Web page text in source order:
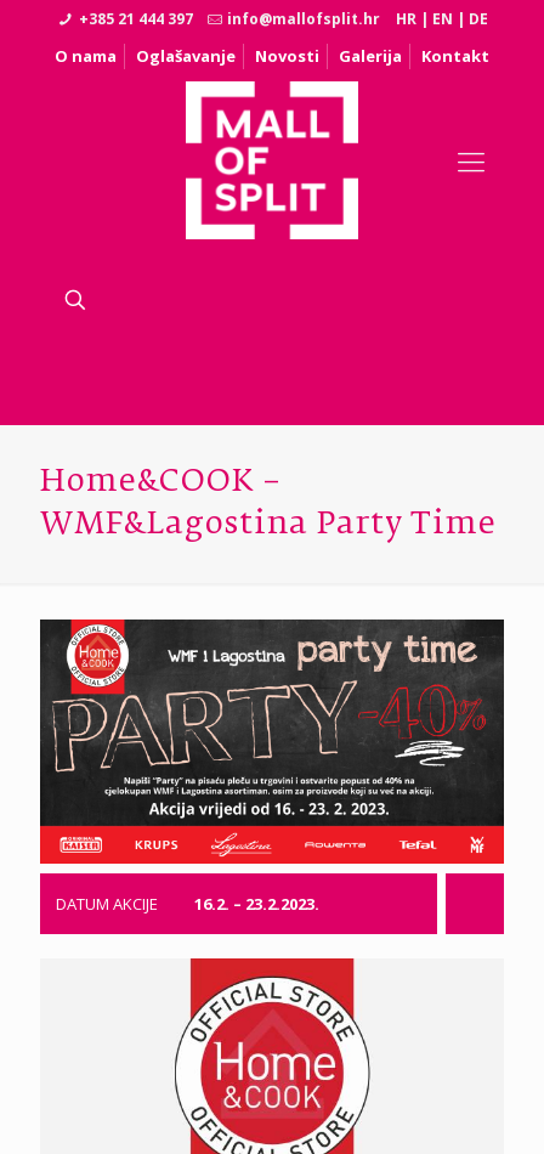
+385 21 444 397 info@mallofsplit.hr HR | EN | DE
O nama Oglašavanje Novosti Galerija Kontakt
Home&COOK –
WMF&Lagostina Party Time
DATUM AKCIJE 16.2. – 23.2.2023.